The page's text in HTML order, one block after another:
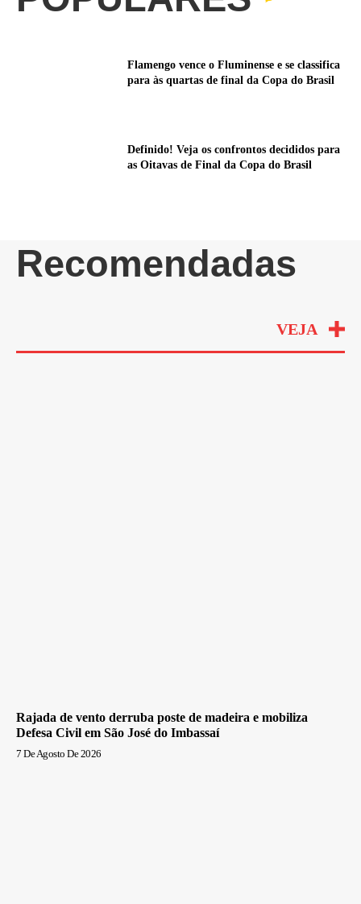
Flamengo vence o Fluminense e se classifica
para às quartas de final da Copa do Brasil
Definido! Veja os confrontos decididos para
as Oitavas de Final da Copa do Brasil
Recomendadas
VEJA
Rajada de vento derruba poste de madeira e mobiliza
Defesa Civil em São José do Imbassaí
7 De Agosto De 2026